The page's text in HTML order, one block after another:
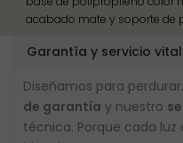
acabado mate y soporte
Garantía y servicio
Diseñamos para
de garantía y nuestro
técnica. Porque cada